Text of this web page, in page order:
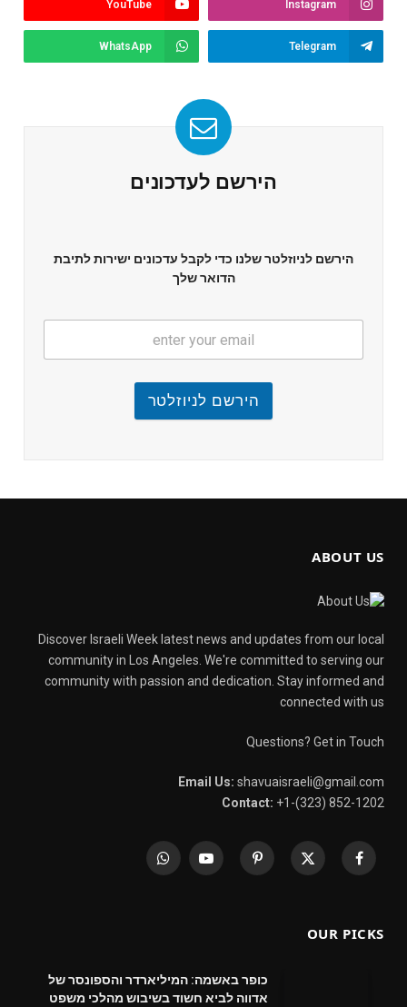
Instagram
YouTube
Telegram
WhatsApp
הירשם לעדכונים
הירשם לניוזלטר שלנו כדי לקבל עדכונים ישירות לתיבת
הדואר שלך
הירשם לניוזלטר
ABOUT US
Discover Israeli Week latest news and updates from our local
community in Los Angeles. We're committed to serving our
community with passion and dedication. Stay informed and
connected with us
Questions? Get in Touch
Email Us: shavuaisraeli@gmail.com
Contact: +1-(323) 852-1202
Facebook
X
Pinterest
YouTube
WhatsApp
OUR PICKS
כופר באשמה: המיליארדר והספונסר של
אדווה לביא חשוד בשיבוש מהלכי משפט